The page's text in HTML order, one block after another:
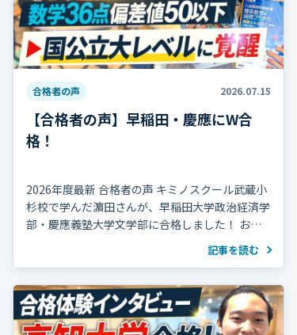
合格者の声 2026.07.15
【合格者の声】早稲田・慶應にW合
格！
2026年度最新 合格者の声 キミノスクール武蔵小
杉校で学んだ濵田さんが、早稲田大学政治経済学
部・慶應義塾大学文学部に合格しました！ おめ
でとうございます！ 濵田さんは高校2年の冬まで
部活動を続け、海外で生活していた期間 […]
記事を読む